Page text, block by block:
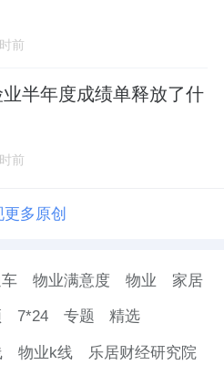
前
半年度成绩单释放了什
前
更多原创
物业满意度 物业 家居
7*24 专题 精选
物业k线 乐居财经研究院